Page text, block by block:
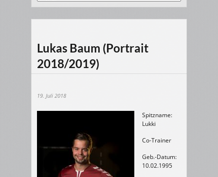
Lukas Baum (Portrait
2018/2019)
19. Juli 2018
Spitzname:
Lukki
Co-Trainer
Geb.-Datum:
10.02.1995